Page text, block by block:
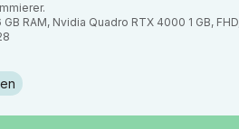
RAM, Nvidia Quadro RTX 4000 1 GB,